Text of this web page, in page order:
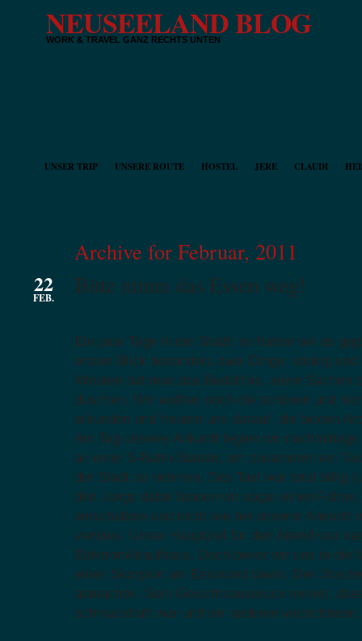
NEUSEELAND BLOG
WORK & TRAVEL GANZ RECHTS UNTEN
UNSER TRIP UNSERE ROUTE HOSTEL JERE CLAUDI
Archive for Februar, 2011
22
FEB. Bitte nimm das Essen weg!
Ein paar Tage in der Stadt: so hatten wir es
ersten Blick besonders zwei Dinge: stinkig
Minuten hat man das Bedürfnis, seine Sachen
duschen. Wir wollten noch die schönen und
erkunden und freuten uns darauf, die beiden
Am Tag unserer Ankunft legten wir
an einer S-Bahn-Station, um zusammen ein
der Stadt zu nehmen. Das Taxi war total billig
den Jungs dabei fanden wir sogar einen
einschaltete und nicht wie bei unserer Ankunft
verwies. Unser Hauptziel für den Abend war
Elektronikkaufhaus. Doch bevor wir uns in die
einen Skorpion am Essstand davor. Den
abmachen. Sein Gesichtsausdruck verriet,
schmackhaft war und wir anderen